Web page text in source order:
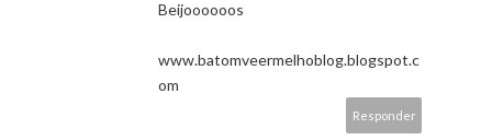
Beijoooooos
www.batomveermelhoblog.blogspot.c
om
Responder